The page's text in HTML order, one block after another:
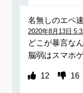
名無しのエペ
2020年8月13日
どこが暴言な
脳弱はスマホ
12 16